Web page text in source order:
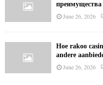
June 26, 2026
Hoe rakoo
andere
June 26, 2026